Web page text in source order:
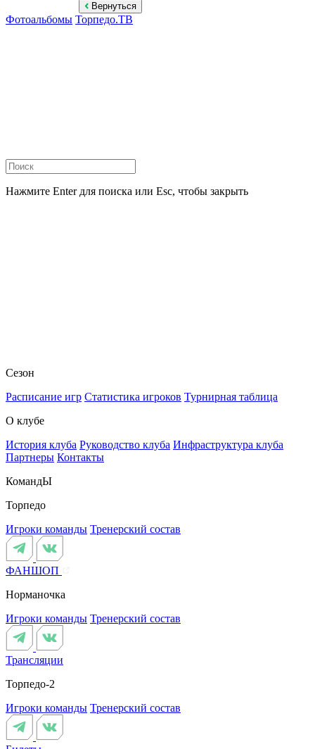
Вернуться
Фотоальбомы Торпедо.ТВ
Нажмите Enter для поиска или Esc, чтобы закрыть
Сезон
Расписание игр Статистика игроков Турнирная таблица
О клубе
История клуба Руководство клуба Инфраструктура клуба
Партнеры Контакты
КомандЫ
Торпедо
Игроки команды Тренерский состав
ФАНШОП
Норманочка
Игроки команды Тренерский состав
Трансляции
Торпедо-2
Игроки команды Тренерский состав